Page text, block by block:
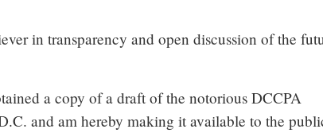
in transparency and open discussion of the
a copy of a draft of the notorious DCCPA
and am hereby making it available to the